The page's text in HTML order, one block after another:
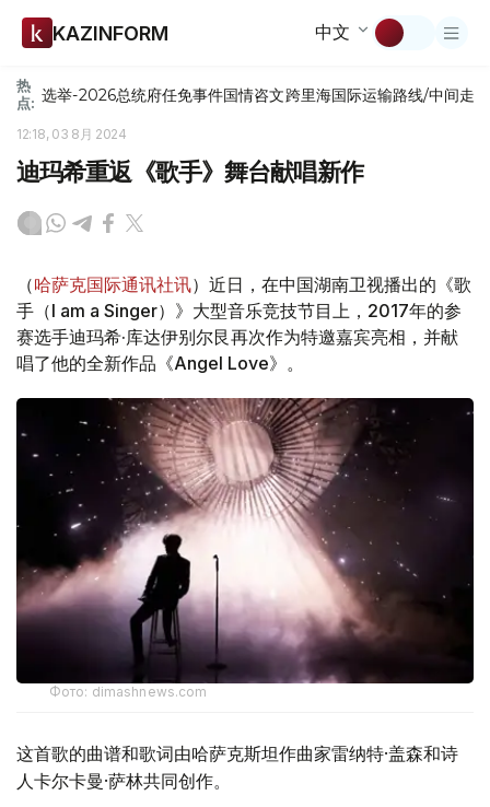
KAZINFORM 中文
热
点: 选举-2026总统府任免事件国情咨文跨里海国际运输路线/中间走廊
12:18, 03 8月 2024
迪玛希重返《歌手》舞台献唱新作
（哈萨克国际通讯社讯）近日，在中国湖南卫视播出的《歌
手（I am a Singer）》大型音乐竞技节目上，2017年的参
赛选手迪玛希·库达伊别尔艮再次作为特邀嘉宾亮相，并献
唱了他的全新作品《Angel Love》。
Фото: dimashnews.com
这首歌的曲谱和歌词由哈萨克斯坦作曲家雷纳特·盖森和诗
人卡尔卡曼·萨林共同创作。